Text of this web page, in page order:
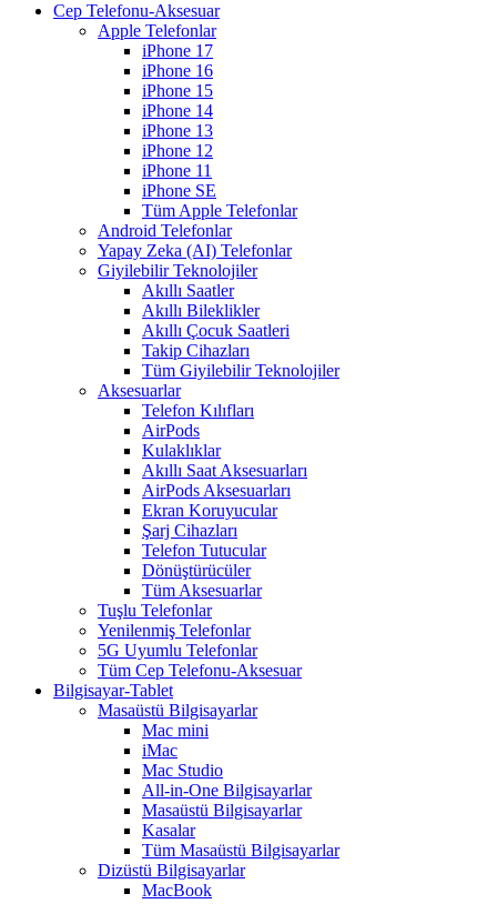
Cep Telefonu-Aksesuar
Apple Telefonlar
iPhone 17
iPhone 16
iPhone 15
iPhone 14
iPhone 13
iPhone 12
iPhone 11
iPhone SE
Tüm Apple Telefonlar
Android Telefonlar
Yapay Zeka (AI) Telefonlar
Giyilebilir Teknolojiler
Akıllı Saatler
Akıllı Bileklikler
Akıllı Çocuk Saatleri
Takip Cihazları
Tüm Giyilebilir Teknolojiler
Aksesuarlar
Telefon Kılıfları
AirPods
Kulaklıklar
Akıllı Saat Aksesuarları
AirPods Aksesuarları
Ekran Koruyucular
Şarj Cihazları
Telefon Tutucular
Dönüştürücüler
Tüm Aksesuarlar
Tuşlu Telefonlar
Yenilenmiş Telefonlar
5G Uyumlu Telefonlar
Tüm Cep Telefonu-Aksesuar
Bilgisayar-Tablet
Masaüstü Bilgisayarlar
Mac mini
iMac
Mac Studio
All-in-One Bilgisayarlar
Masaüstü Bilgisayarlar
Kasalar
Tüm Masaüstü Bilgisayarlar
Dizüstü Bilgisayarlar
MacBook